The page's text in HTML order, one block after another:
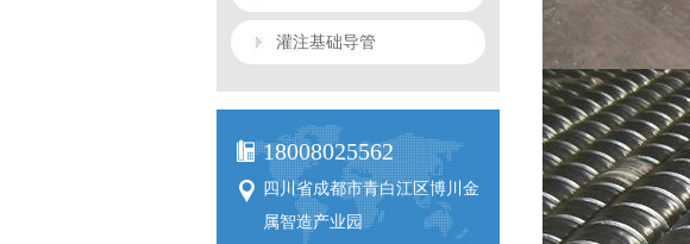
灌注基础导管
18008025562
四川省成都市青白江区博川金
属智造产业园